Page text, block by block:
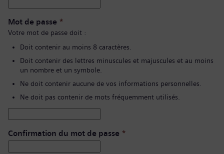
Mot de passe *
Votre mot de passe doit :
Doit contenir au moins 8 caractères.
Doit contenir des lettres minuscules et majuscules et au moins
un nombre et un symbole.
Ne doit contenir aucune de vos informations personnelles.
Ne doit pas contenir de mots fréquemment utilisés.
Confirmation du mot de passe *